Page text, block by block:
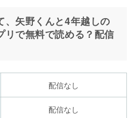
、矢野くんと4年越しの
リで無料で読める？配信
配信なし
配信なし